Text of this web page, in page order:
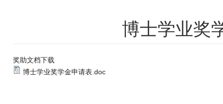
博士学业奖
奖助文档下载
博士学业奖学金申请表.doc